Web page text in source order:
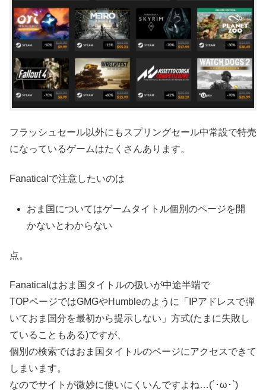
フラッシュセール以外にもスプリングセール中常設で特売
になっているゲームはたくさんあります。
Fanaticalで注意したいのは
おま国についてはゲームタイトル個別のページを開
かないとわからない
点。
Fanaticalはおま国タイトルの扱いが中途半端で
TOPページではGMGやHumbleのように「IPアドレスで弾
いておま国分を最初から提示しない」方式(たまに失敗し
ていることもある)ですが、
個別の検索ではおま国タイトルのページにアクセスできて
しまいます。
なのでサイトが微妙に使いにくいんですよね…(´･ω･`)